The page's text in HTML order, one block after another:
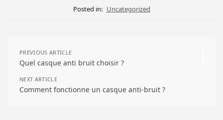
Posted in: Uncategorized
PREVIOUS ARTICLE
Quel casque anti bruit choisir ?
NEXT ARTICLE
Comment fonctionne un casque anti-bruit ?